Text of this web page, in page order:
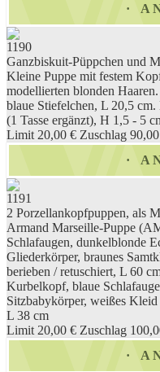
1190
Ganzbiskuit-Püppchen und
Kleine Puppe mit festem
modellierten blonden
blaue Stiefelchen, L 20,5
(1 Tasse ergänzt), H 1,5 - 5
Limit 20,00 € Zuschlag
1191
2 Porzellankopfpuppen, als
Armand Marseille-Puppe
Schlafaugen, dunkelblonde
Gliederkörper, braunes
berieben / retuschiert, L 60
Kurbelkopf, blaue
Sitzbabykörper, weißes
L 38 cm
Limit 20,00 € Zuschlag